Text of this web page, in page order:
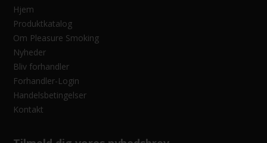
Hjem
Produktkatalog
Om Pleasure Smoking
Nyheder
Bliv forhandler
Forhandler-Login
Handelsbetingelser
Kontakt